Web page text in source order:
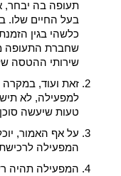
תעופה בה יבחר,
בעל החיים שלו.
כלשהי בגין
שחברת התעופה
שירותי ההטסה
זאת ועוד, במקרה
למפעילה, לא
טעות שיעשה
על אף האמור,
המפעילה
המפעילה תהיה